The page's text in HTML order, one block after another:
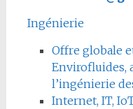
Ingénierie
Offre globale
Envirofluides,
l’ingénierie
Internet, IT,